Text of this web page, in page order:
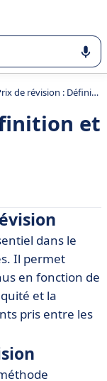
la sélection de
Prix de révision : Définition et Usages
et
Contrats
Révision
dans le
Il permet
en fonction de
et la
pris entre les